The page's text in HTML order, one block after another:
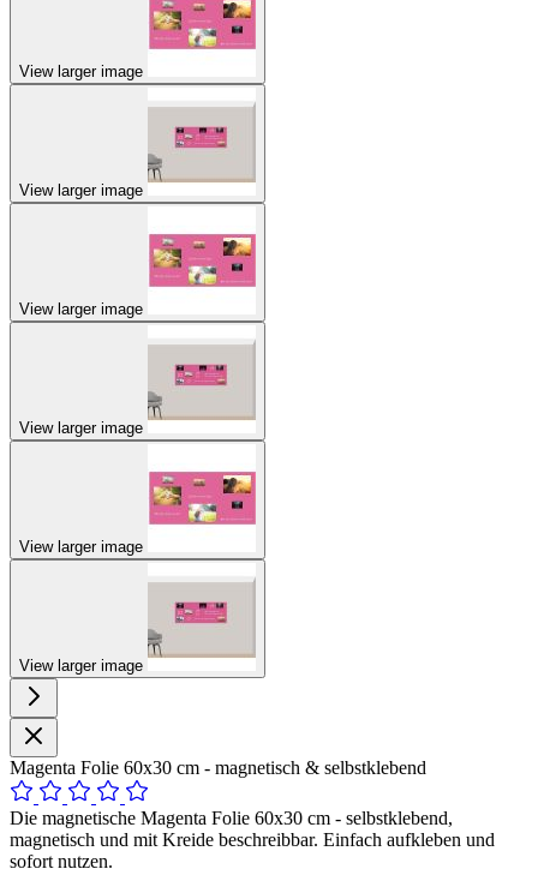
View larger image
View larger image
View larger image
View larger image
View larger image
View larger image
Magenta Folie 60x30 cm - magnetisch & selbstklebend
Die magnetische Magenta Folie 60x30 cm - selbstklebend,
magnetisch und mit Kreide beschreibbar. Einfach aufkleben und
sofort nutzen.